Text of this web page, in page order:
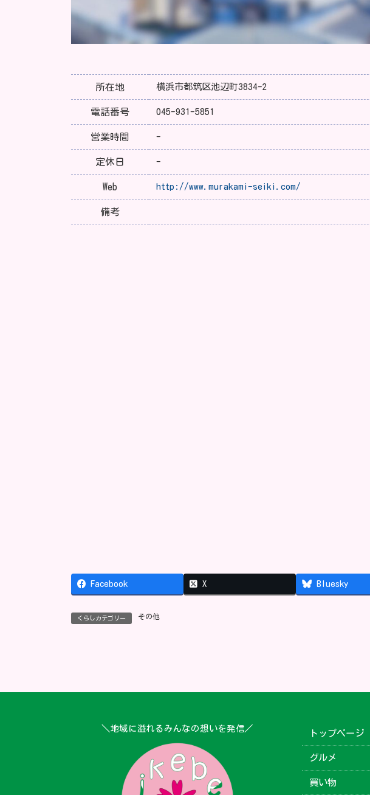
所在地 横浜市都筑区池辺町3834-2
電話番号 045-931-5851
営業時間 -
定休日 -
Web http://www.murakami-seiki.com/
備考
Facebook X Bluesky
くらしカテゴリー その他
＼地域に溢れるみんなの想いを発信／
トップページ
グルメ
買い物